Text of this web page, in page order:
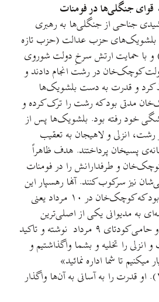
جنگلی‌ها در فومنات
۱۲۹۹ خورشیدی جناحی از جنگلی‌ها به رهبری
بلشویک‌های حزب عدالت (حزب تازه
و با حمایت ارتش سرخِ دولت شوروی
کوچک‌خان در رشت انجام دادند و
و قدرت به دست بلشویک‌ها
مدتی بود که رشت را ترک کرده و
خود رفته بود. بلشویک‌ها پس از
انزلی و لاهیجان به تعقیب
پسیخان پرداختند. هدف ظاهراً
و طرفدارانش را در فومنات
نیز سرکوب کنند. آنها رهسپار این
دیار شدند. این در حالی بود که کوچک‌خان در ۱۰ مرداد یعنی
به مدیوانی یکی از اصلی‌ترین
فرمانده‌های ارتش سرخ و حامی کودتای ۹ مرداد نوشته و تاکید
انزلی را تخلیه و بشما واگذاشتیم و
تا شما اداره نمائید»
(فخرایی۱۳۵۷، ص۲۹۱). او قدرت را به آسانی به آن‌ها واگذار